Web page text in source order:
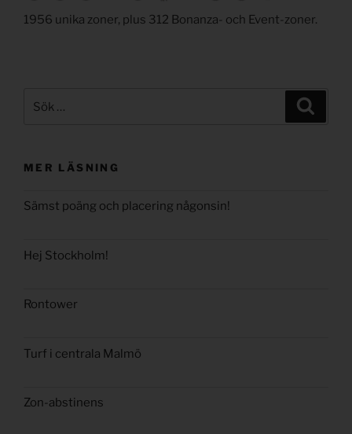
1956 unika zoner, plus 312 Bonanza- och Event-zoner.
efter:
MER LÄSNING
Sämst poäng och placering någonsin!
Hej Stockholm!
Rontower
Turf i centrala Malmö
Zon-abstinens